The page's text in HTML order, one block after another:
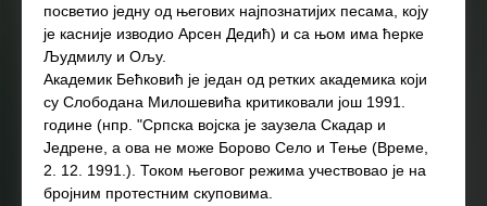
посветио једну од његових најпознатијих песама, коју
је касније изводио Арсен Дедић) и са њом има ћерке
Људмилу и Ољу.
Академик Бећковић је један од ретких академика који
су Слободана Милошевића критиковали још 1991.
године (нпр. "Српска војска је заузела Скадар и
Једрене, а ова не може Борово Село и Тење (Време,
2. 12. 1991.). Током његовог режима учествовао је на
бројним протестним скуповима.